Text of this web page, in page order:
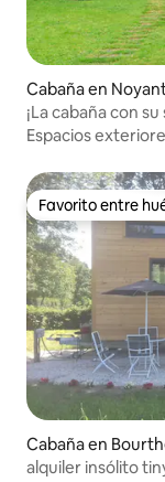
Cabaña en
¡La cabaña con
Espacios
Favorito entre
Favorito entre
Cabaña en